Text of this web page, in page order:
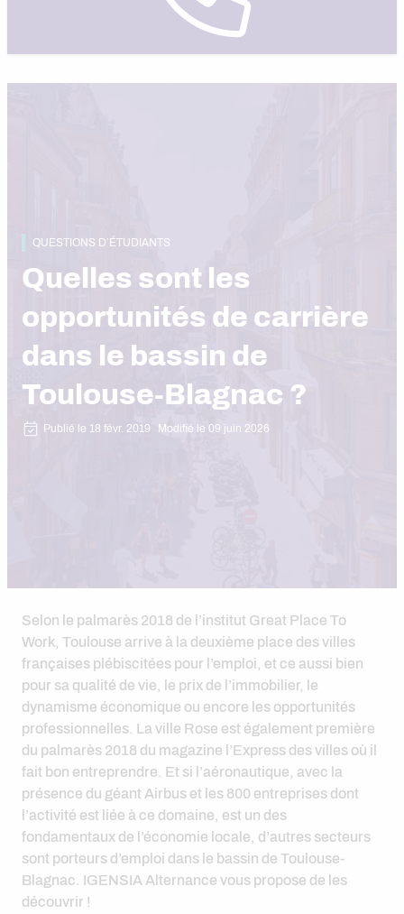
QUESTIONS D’ÉTUDIANTS
Quelles sont les
opportunités de carrière
dans le bassin de
Toulouse-Blagnac ?
Publié le 18 févr. 2019 Modifié le 09 juin 2026
Selon le palmarès 2018 de l’institut Great Place To
Work, Toulouse arrive à la deuxième place des villes
françaises plébiscitées pour l’emploi, et ce aussi bien
pour sa qualité de vie, le prix de l’immobilier, le
dynamisme économique ou encore les opportunités
professionnelles. La ville Rose est également première
du palmarès 2018 du magazine l’Express des villes où il
fait bon entreprendre. Et si l’aéronautique, avec la
présence du géant Airbus et les 800 entreprises dont
l’activité est liée à ce domaine, est un des
fondamentaux de l’économie locale, d’autres secteurs
sont porteurs d’emploi dans le bassin de Toulouse-
Blagnac. IGENSIA Alternance vous propose de les
découvrir !